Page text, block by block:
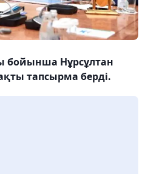
бойынша Нұрсұлтан
тапсырма берді.